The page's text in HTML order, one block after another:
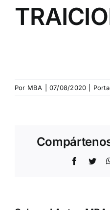
Por MBA 07/08/2020
Facebook